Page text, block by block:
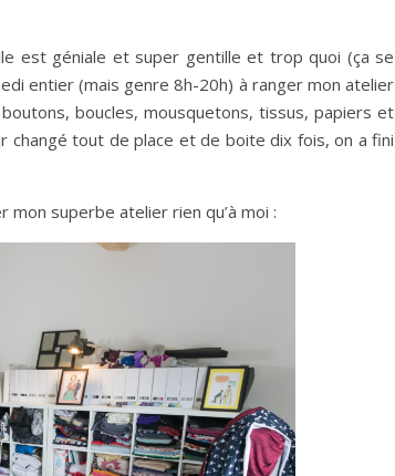
est géniale et super gentille et trop quoi (ça se
entier (mais genre 8h-20h) à ranger mon atelier
boucles, mousquetons, tissus, papiers et
changé tout de place et de boite dix fois, on a fini
mon superbe atelier rien qu’à moi :